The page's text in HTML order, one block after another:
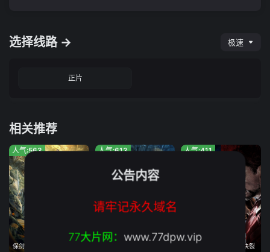
选择线路 → 极速
正片
相关推荐
保剑锋克拉拉激战绝世妖王
人气:563 人气:613
复联内讧 美队钢铁侠决裂
人气:411
公告内容
请牢记永久域名
77大片网： www.77dpw.vip